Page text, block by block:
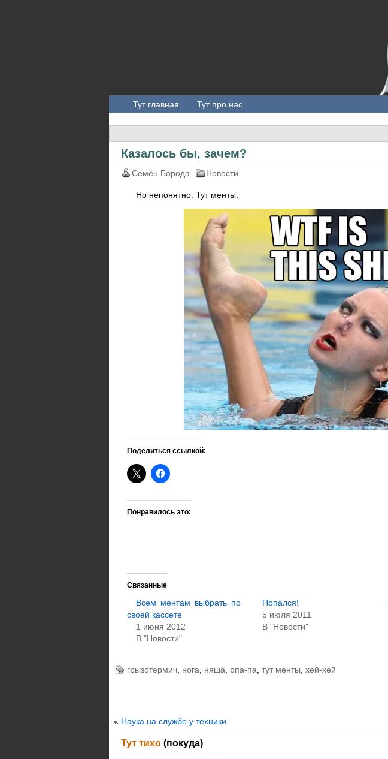
Тут главная Тут про нас
Казалось бы, зачем?
Семён Борода Новости
Но непонятно. Тут менты.
Поделиться ссылкой:
Понравилось это:
Связанные
Всем ментам выбрать по
своей кассете
1 июня 2012
В "Новости"
Попался!
5 июля 2011
В "Новости"
грызотермич нога няша опа-па тут менты хей-хей
« Наука на службе у техники
Тут тихо (покуда)